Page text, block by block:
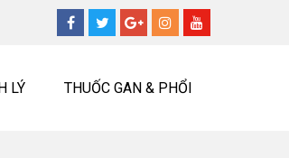
LÝ THUỐC GAN & PHỔI